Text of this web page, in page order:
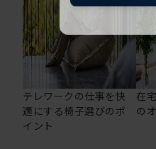
テレワークの仕事を快
適にする椅子選びのポ
イント
在
の